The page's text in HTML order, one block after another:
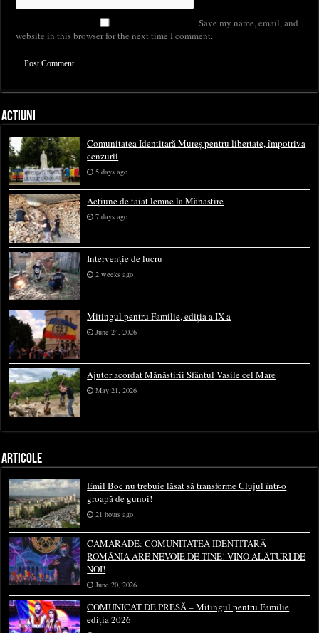
Save my name, email, and
website in this browser for the next time I comment.
ACTIUNI
Comunitatea Identitară Mureș pentru libertate, împotriva
cenzurii
5 days ago
Acțiune de tăiat lemne la Mănăstire
7 days ago
Intervenție de lucru
2 weeks ago
Mitingul pentru Familie, ediția a IX-a
June 24, 2026
Ajutor acordat Mănăstirii Sfântul Vasile cel Mare
May 21, 2026
ARTICOLE
Emil Boc nu trebuie lăsat să transforme Clujul într-o
groapă de gunoi!
21 hours ago
CAMARADE: COMUNITATEA IDENTITARĂ
ROMÂNIA ARE NEVOIE DE TINE! VINO ALĂTURI DE
NOI!
June 20, 2026
COMUNICAT DE PRESĂ – Mitingul pentru Familie
ediția 2026